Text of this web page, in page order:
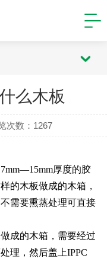
么木板
次数： 1267
7mm—15mm厚度的胶
的木板做成的木箱，
需要熏蒸处理可直接
成的木箱，需要经过
理，然后盖上IPPC